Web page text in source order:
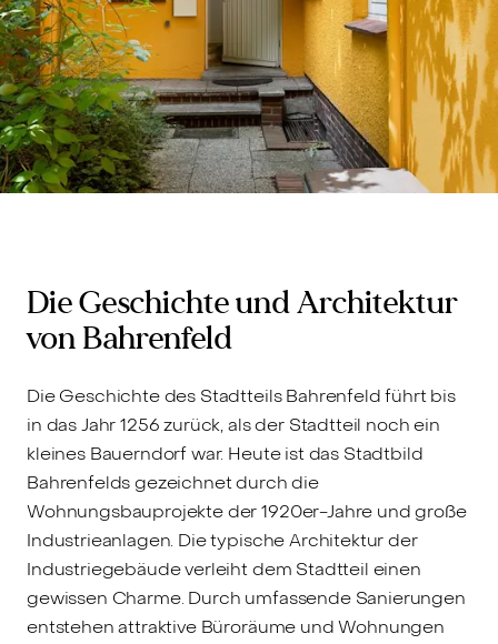
Die Geschichte und Architektur
von Bahrenfeld
Die Geschichte des Stadtteils Bahrenfeld führt bis
in das Jahr 1256 zurück, als der Stadtteil noch ein
kleines Bauerndorf war. Heute ist das Stadtbild
Bahrenfelds gezeichnet durch die
Wohnungsbauprojekte der 1920er-Jahre und große
Industrieanlagen. Die typische Architektur der
Industriegebäude verleiht dem Stadtteil einen
gewissen Charme. Durch umfassende Sanierungen
entstehen attraktive Büroräume und Wohnungen